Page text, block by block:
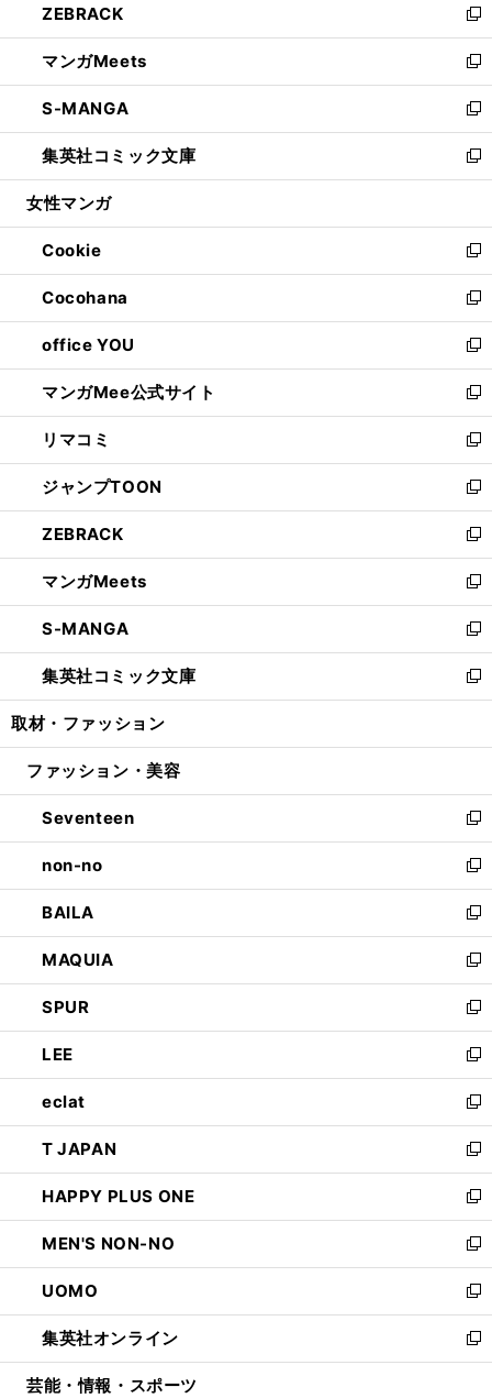
く
で
開
く
ド
ウ
で
開
く
ィ
ン
ド
ウ
で
開
く
い
ウ
ィ
ン
ド
ウ
で
開
ZEBRACK
新
し
い
ウ
ィ
ン
ド
ウ
開
く
マンガMeets
新
し
い
ウ
ィ
ン
ウ
で
開
く
S-MANGA
新
し
い
ウ
ン
ド
ウ
で
開
く
集英社コミック文庫
新
し
ウ
ィ
ン
ド
ウ
で
開
く
女性マンガ
Cookie
新
し
い
ウ
ィ
ン
ド
ウ
で
開
く
Cocohana
新
し
い
ウ
ィ
ン
ド
ウ
で
開
く
office YOU
新
し
い
ウ
ィ
ン
ド
ウ
で
開
く
マンガMee公式サイト
新
し
い
ウ
ィ
ン
ド
ウ
で
開
く
リマコミ
新
し
い
ウ
ィ
ン
ド
ウ
で
開
く
ジャンプTOON
新
し
い
ウ
ィ
ン
ド
ウ
で
開
ZEBRACK
新
し
い
ウ
ィ
ン
ド
ウ
開
マンガMeets
新
し
い
ウ
ィ
ン
ウ
開
く
S-MANGA
新
し
い
ウ
ン
ウ
で
開
く
集英社コミック文庫
新
し
ウ
ン
ド
ウ
で
開
く
取材・ファッション
ファッション・美容
Seventeen
新
し
い
ウ
ィ
ン
ド
ウ
で
開
く
non-no
新
し
い
ウ
ィ
ン
ド
ウ
で
開
く
BAILA
新
し
い
ウ
ィ
ン
ド
ウ
で
開
く
MAQUIA
新
し
い
ウ
ィ
ン
ド
ウ
で
開
く
SPUR
新
し
い
ウ
ィ
ン
ド
ウ
で
開
く
LEE
新
し
い
ウ
ィ
ン
ド
ウ
で
開
く
eclat
新
し
い
ウ
ィ
ン
ド
ウ
で
開
く
T JAPAN
新
し
い
ウ
ィ
ン
ド
ウ
で
開
HAPPY PLUS ONE
新
し
い
ウ
ィ
ン
ド
ウ
MEN'S NON-NO
新
し
い
ウ
ィ
ン
UOMO
新
し
い
ウ
集英社オンライン
新
し
芸能・情報・スポーツ